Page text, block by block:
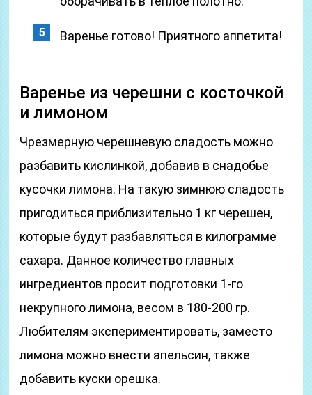
Варенье готово! Приятного аппетита!
Варенье из черешни с косточкой
и лимоном
Чрезмерную черешневую сладость можно
разбавить кислинкой, добавив в снадобье
кусочки лимона. На такую зимнюю сладость
пригодиться приблизительно 1 кг черешен,
которые будут разбавляться в килограмме
сахара. Данное количество главных
ингредиентов просит подготовки 1-го
некрупного лимона, весом в 180-200 гр.
Любителям экспериментировать, заместо
лимона можно внести апельсин, также
добавить куски орешка.